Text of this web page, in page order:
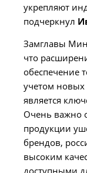
укрепляют
подчеркнул
Замглавы
что
обеспечение
учетом новых
является
Очень важно
продукции
брендов,
высоким